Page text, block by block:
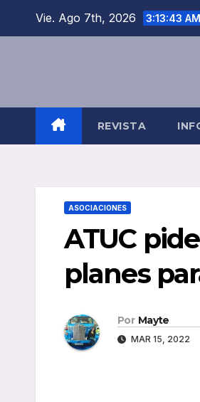
Vie. Ago 7th, 2026 3:13:43 AM
REVISTA
ASOCIACIONES
ATUC
planes
Por Mayte
MAR 15, 2022